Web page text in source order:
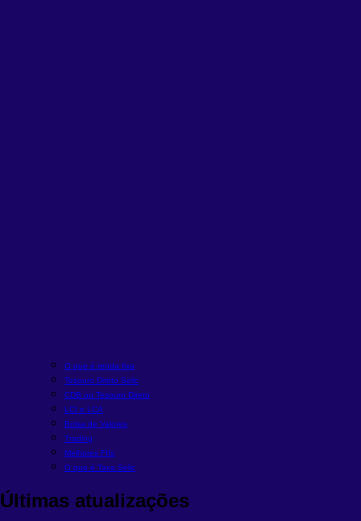
O que é renda fixa
Tesouro Direto Selic
CDB ou Tesouro Direto
LCI e LCA
Bolsa de Valores
Trading
Melhores FIIs
O que é Taxa Selic
Últimas atualizações